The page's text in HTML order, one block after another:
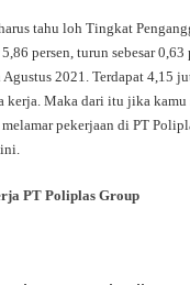
tahu loh Tingkat
persen, turun sebesar 0,63
2021. Terdapat 4,15
kerja. Maka dari itu jika kamu
pekerjaan di PT
PT Poliplas Group